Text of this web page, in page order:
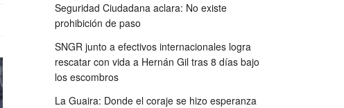
Seguridad Ciudadana aclara: No existe
prohibición de paso
SNGR junto a efectivos internacionales logra
rescatar con vida a Hernán Gil tras 8 días bajo
los escombros
La Guaira: Donde el coraje se hizo esperanza